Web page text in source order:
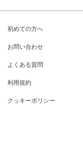
初めての方へ
お問い合わせ
よくある質問
利用規約
クッキーポリシー